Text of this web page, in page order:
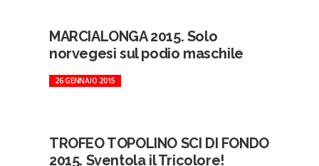
MARCIALONGA 2015. Solo
norvegesi sul podio maschile
26 GENNAIO 2015
TROFEO TOPOLINO SCI DI FONDO
2015. Sventola il Tricolore!